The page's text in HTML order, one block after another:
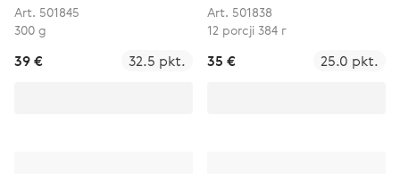
Art. 501845
300 g
39 € 32.5 pkt.
Art. 501838
12 porcji 384 г
35 € 25.0 pkt.